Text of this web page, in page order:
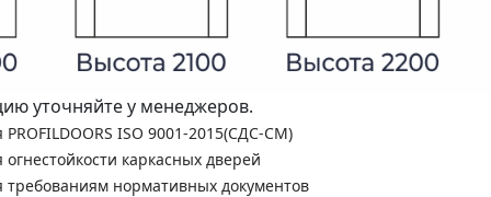
уточняйте у менеджеров.
ISO 9001-2015(СДС-СМ)
каркасных дверей
требованиям нормативных документов